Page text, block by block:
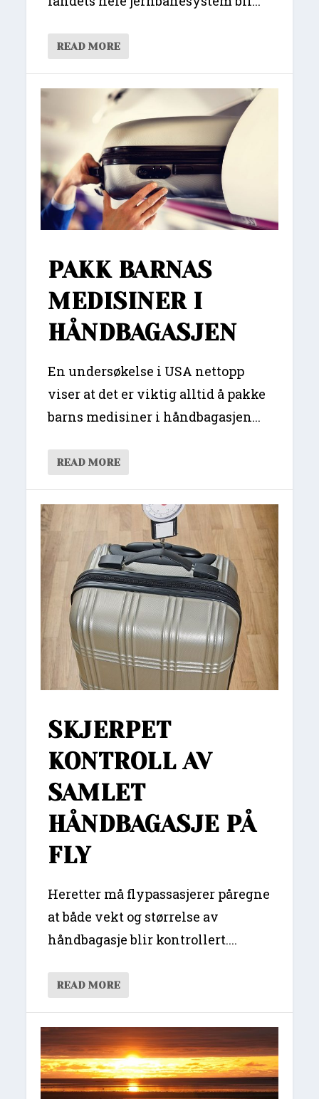
READ MORE
PAKK BARNAS
MEDISINER I
HÅNDBAGASJEN
En undersøkelse i USA nettopp
viser at det er viktig alltid å pakke
barns medisiner i håndbagasjen...
READ MORE
SKJERPET
KONTROLL AV
SAMLET
HÅNDBAGASJE PÅ
FLY
Heretter må flypassasjerer påregne
at både vekt og størrelse av
håndbagasje blir kontrollert....
READ MORE